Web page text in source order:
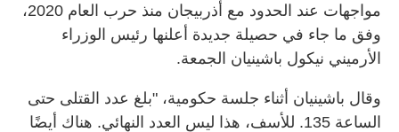
مواجهات عند الحدود مع أذربيجان منذ حرب العام 2020،
وفق ما جاء في حصيلة جديدة أعلنها رئيس الوزراء
الأرميني نيكول باشينيان الجمعة.
وقال باشينيان أثناء جلسة حكومية، "بلغ عدد القتلى حتى
الساعة 135. للأسف، هذا ليس العدد النهائي. هناك أيضًا